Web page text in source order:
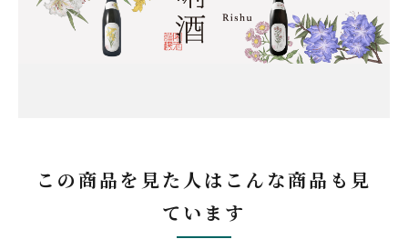
この商品を見た人はこんな商品も見
ています